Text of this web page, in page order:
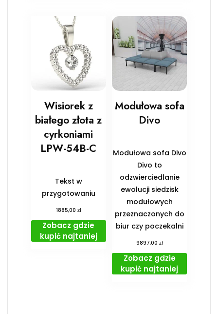
Wisiorek z
białego złota z
cyrkoniami
LPW-54B-C
Tekst w
przygotowaniu
1885,00 zł
Zobacz gdzie
kupić najtaniej
Modułowa sofa
Divo
Modułowa sofa Divo
Divo to
odzwierciedlanie
ewolucji siedzisk
modułowych
przeznaczonych do
biur czy poczekalni
9897,00 zł
Zobacz gdzie
kupić najtaniej